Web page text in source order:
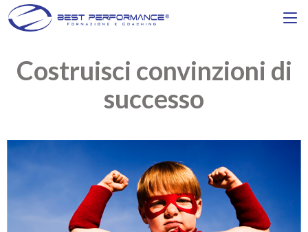
Costruisci convinzioni di
successo